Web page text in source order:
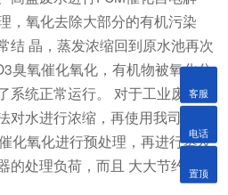
，氧化去除大部分的有机污染
结 晶，蒸发浓缩回到原水池再次
臭氧催化氧化，有机物被氧化分
系统正常运行。 对于工业废水含
水进行浓缩，再使用我司的
化氧化进行预处理，再进行蒸发
的处理负荷，而且 大大节约了投
客服
电话
置顶